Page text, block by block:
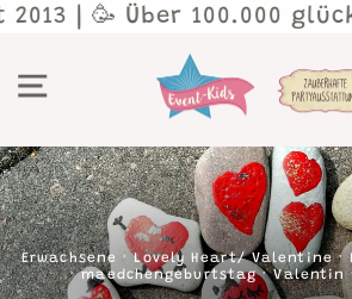
Direkt
zum
| 🥳 Über 100.000
Erwachsene ·Lovely Heart/ Valentine·
·maedchengeburtstag·Valentin